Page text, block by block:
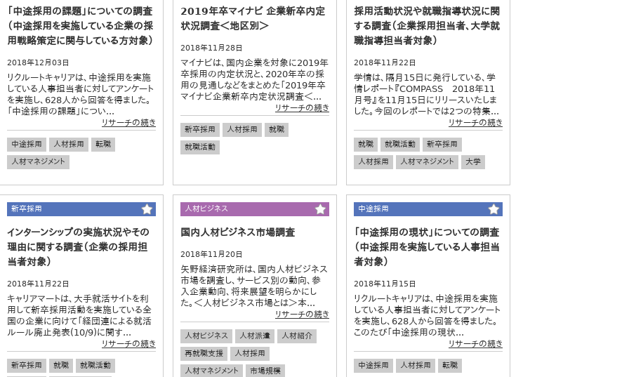
「中途採用の課題」についての調査
（中途採用を実施している企業の採
用戦略策定に関与している方対象）
2018年12月03日
リクルートキャリアは、中途採用を実施
している人事担当者に対してアンケート
を実施し、628人から回答を得ました。
「中途採用の課題」につい...
リサーチの続き
中途採用 人材採用
転職
人材マネジメント
2019年卒マイナビ 企業新卒内定
状況調査＜地区別＞
2018年11月28日
マイナビは、国内企業を対象に2019年
卒採用の内定状況と、2020年卒の採
用の見通しなどをまとめた「2019年卒
マイナビ企業新卒内定状況調査＜...
リサーチの続き
新卒採用 人材採用
就職
就職活動
採用活動状況や就職指導状況に関
する調査（企業採用担当者、大学就
職指導担当者対象）
2018年11月22日
学情は、隔月15日に発行している、学
情レポート『COMPASS 2018年11
月号』を11月15日にリリースいたしま
した。今回のレポートでは2つの特集...
リサーチの続き
就職 就職活動
新卒採用
人材採用
人材マネジメント 大学
新卒採用
インターンシップの実施状況やその
理由に関する調査（企業の採用担
当者対象）
2018年11月22日
キャリアマートは、大手就活サイトを利
用して新卒採用活動を実施している全
国の企業に向けて「経団連による就活
ルール廃止発表(10/9)に関す...
リサーチの続き
新卒採用 就職
就職活動
人材ビジネス
国内人材ビジネス市場調査
2018年11月20日
矢野経済研究所は、国内人材ビジネス
市場を調査し、サービス別の動向、参
入企業動向、将来展望を明らかにし
た。＜人材ビジネス市場とは＞本...
リサーチの続き
人材ビジネス 人材派遣
人材紹介
再就職支援
人材採用
人材マネジメント
市場規模
中途採用
「中途採用の現状」についての調査
（中途採用を実施している人事担当
者対象）
2018年11月15日
リクルートキャリアは、中途採用を実施
している人事担当者に対してアンケート
を実施し、628人から回答を得ました。
このたび「中途採用の現状...
リサーチの続き
中途採用 人材採用 転職